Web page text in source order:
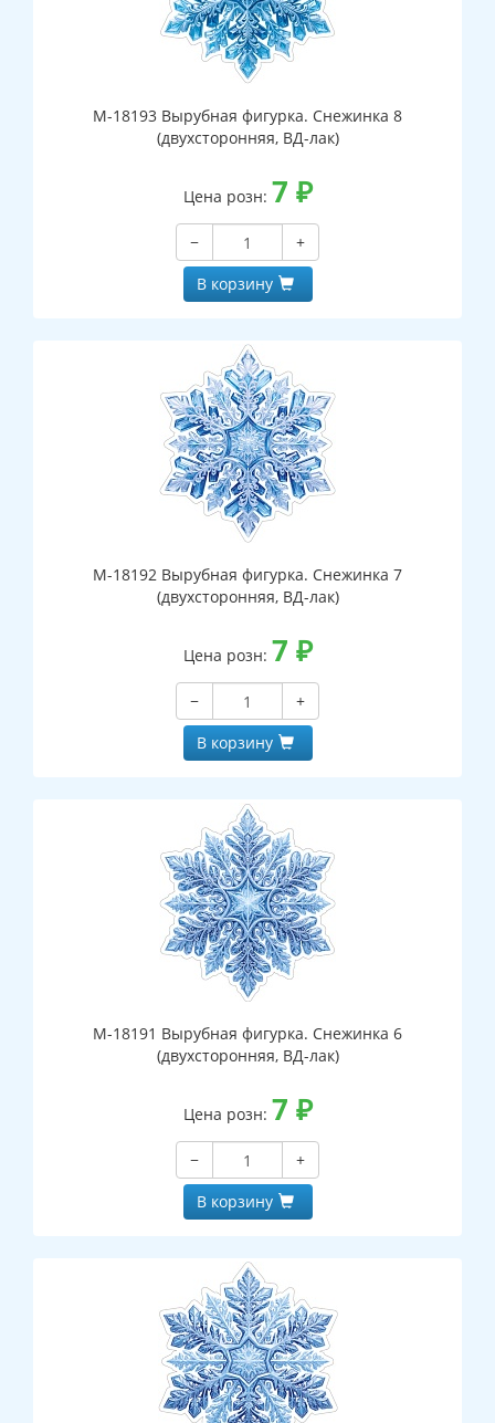
М-18193 Вырубная фигурка. Снежинка 8
(двухсторонняя, ВД-лак)
Цена розн: 7 ₽
−
+
В корзину
М-18192 Вырубная фигурка. Снежинка 7
(двухсторонняя, ВД-лак)
Цена розн: 7 ₽
−
+
В корзину
М-18191 Вырубная фигурка. Снежинка 6
(двухсторонняя, ВД-лак)
Цена розн: 7 ₽
−
+
В корзину